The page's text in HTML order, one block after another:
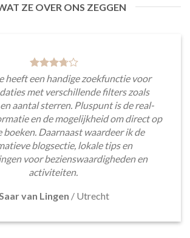
ZE OVER ONS ZEGGEN
heeft een handige zoekfunctie voor
met verschillende filters zoals
aantal sterren. Pluspunt is de real-
en de mogelijkheid om direct op
boeken. Daarnaast waardeer ik de
blogsectie, lokale tips en
voor bezienswaardigheden en
activiteiten.
Saar van Lingen / Utrecht